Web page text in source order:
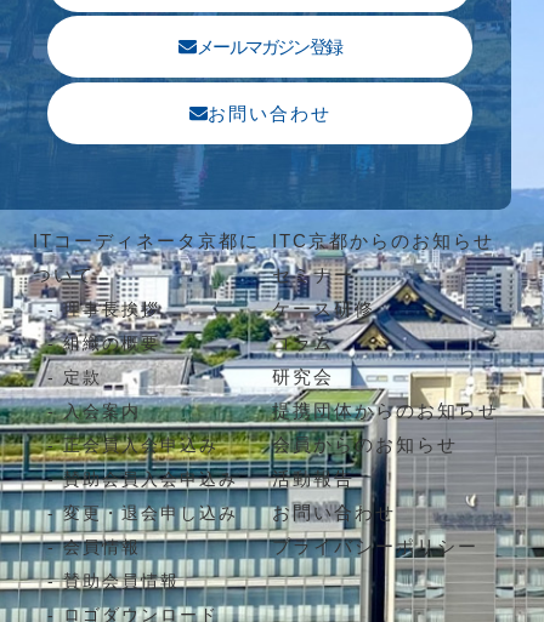
メールマガジン登録
お問い合わせ
ITコーディネータ京都に
ついて
理事長挨拶
組織の概要
定款
入会案内
正会員入会申込み
賛助会員入会申込み
変更・退会申し込み
会員情報
賛助会員情報
ロゴダウンロード
ITC京都からのお知らせ
セミナー
ケース研修
コラム
研究会
提携団体からのお知らせ
会員からのお知らせ
活動報告
お問い合わせ
プライバシーポリシー